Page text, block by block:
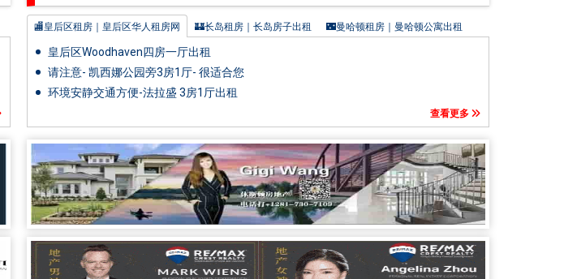
🏬皇后区租房｜皇后区华人租房网 🏰长岛租房｜长岛房子出租
🌃曼哈顿租房｜曼哈顿公寓出租
🌉布鲁克林租房｜布鲁克林房屋出租
🌁史丹顿岛租房｜史丹顿岛房子出租
🎆布朗士租房｜布朗士房子出租
🏢美国商业地产网｜零售工业租售🔥
皇后区Woodhaven四房一厅出租
请注意- 凯西娜公园旁3房1厅- 很适合您
环境安静交通方便-法拉盛 3房1厅出租
查看更多